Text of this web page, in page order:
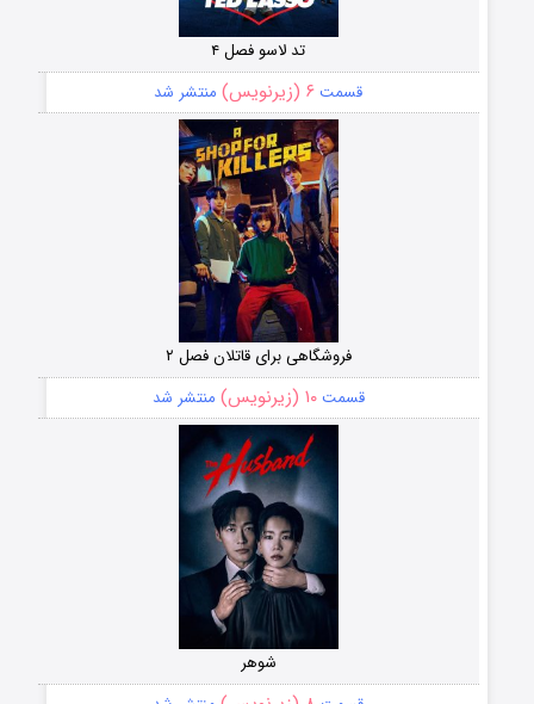
تد لاسو فصل ۴
قسمت ۶ (زیرنویس) منتشر شد
فروشگاهی برای قاتلان فصل ۲
قسمت۱۰ (زیرنویس) منتشر شد
شوهر